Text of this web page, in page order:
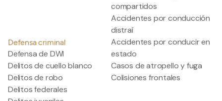
Defensa criminal
Defensa de DWI
Delitos de cuello blanco
Delitos de robo
Delitos federales
compartidos
Accidentes por conducción
distraí
Accidentes por conducir en
estado
Casos de atropello y fuga
Colisiones frontales